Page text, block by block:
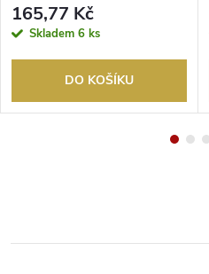
165,77 Kč
Skladem 6 ks
DO KOŠÍKU